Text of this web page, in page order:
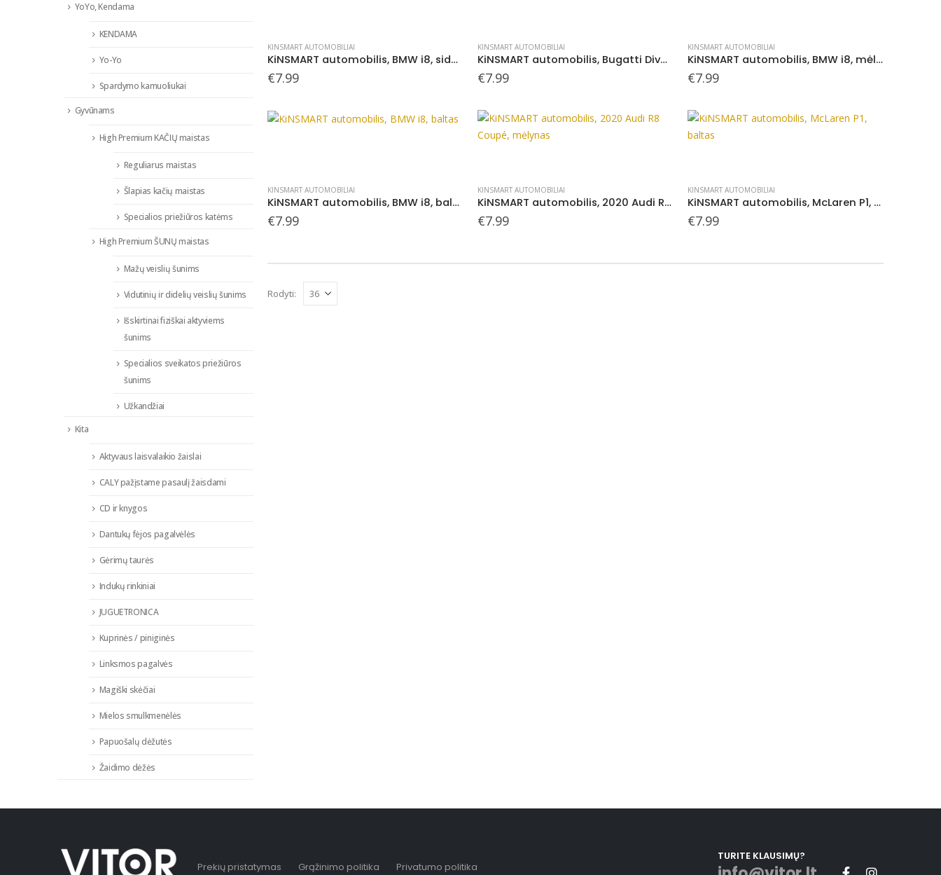
KINSMART AUTOMOBILIAI
KiNSMART automobilis, BMW i8, sidabrinis
€7.99
KINSMART AUTOMOBILIAI
KiNSMART automobilis, Bugatti Divo, mėlynas
€7.99
KINSMART AUTOMOBILIAI
KiNSMART automobilis, BMW i8, mėlynas
€7.99
KINSMART AUTOMOBILIAI
KiNSMART automobilis, BMW i8, baltas
€7.99
KINSMART AUTOMOBILIAI
KiNSMART automobilis, 2020 Audi R8 Coupé, mėlynas
€7.99
KINSMART AUTOMOBILIAI
KiNSMART automobilis, McLaren P1, baltas
€7.99
Rodyti:
YoYo, Kendama
KENDAMA
Yo-Yo
Spardymo kamuoliukai
Gyvūnams
High Premium KAČIŲ maistas
Reguliarus maistas
Šlapias kačių maistas
Specialios priežiūros katėms
High Premium ŠUNŲ maistas
Mažų veislių šunims
Vidutinių ir didelių veislių šunims
Išskirtinai fiziškai aktyviems
šunims
Specialios sveikatos priežiūros
šunims
Užkandžiai
Kita
Aktyvaus laisvalaikio žaislai
CALY pažįstame pasaulį žaisdami
CD ir knygos
Dantukų fėjos pagalvėlės
Gėrimų taurės
Indukų rinkiniai
JUGUETRONICA
Kuprinės / piniginės
Linksmos pagalvės
Magiški skėčiai
Mielos smulkmenėlės
Papuošalų dėžutės
Žaidimo dėžės
Prekių pristatymas Grąžinimo politika Privatumo politika
TURITE KLAUSIMŲ?